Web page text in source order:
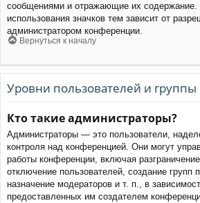
сообщениями и отражающие их содержание.
использования значков тем зависит от
администратором конференции.
Вернуться к началу
Уровни пользователей и группы
Кто такие администраторы?
Администраторы — это пользователи,
контроля над конференцией. Они могут
работы конференции, включая
отключение пользователей, создание групп
назначение модераторов и т. п., в
предоставленных им создателем